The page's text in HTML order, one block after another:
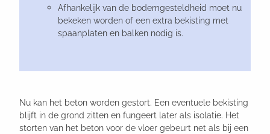
Afhankelijk van de bodemgesteldheid moet nu
bekeken worden of een extra bekisting met
spaanplaten en balken nodig is.
Nu kan het beton worden gestort. Een eventuele bekisting
blijft in de grond zitten en fungeert later als isolatie. Het
storten van het beton voor de vloer gebeurt net als bij een